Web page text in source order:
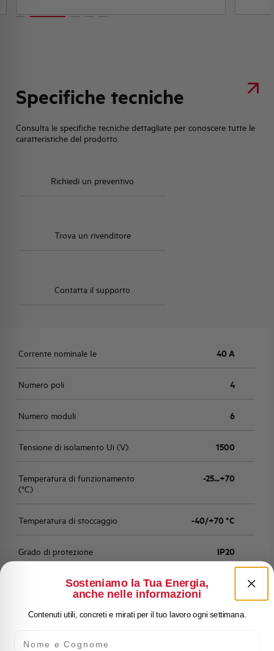
Specifiche tecniche
Consulta le specifiche tecniche dettagliate per conoscere tutte le
caratteristiche del prodotto.
Richiedi un preventivo
Trova un rivenditore
Contatta il supporto
Corrente nominale Ie 40 A
Numero poli 4
Numero moduli 6
Tensione di isolamento Ui (V) 1500
Temperatura di funzionamento
(°C)
-25...+70
Temperatura di stoccaggio -40/+70 °C
Grado di protezione IP20
Capacità dei terminali rigido/flessibile 50/70 mm²
Peso 980
Norma
Sosteniamo la Tua Energia,
anche nelle informazioni
Contenuti utili, concreti e mirati per il tuo lavoro ogni settimana.